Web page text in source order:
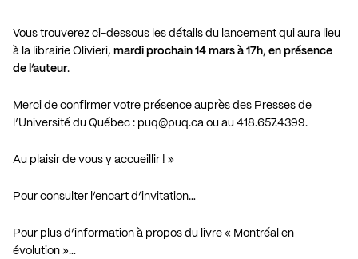
Vous trouverez ci-dessous les détails du lancement qui aura lieu
à la librairie Olivieri, mardi prochain 14 mars à 17h, en présence
de l’auteur.
Merci de confirmer votre présence auprès des Presses de
l’Université du Québec : puq@puq.ca ou au 418.657.4399.
Au plaisir de vous y accueillir ! »
Pour consulter l’encart d’invitation…
Pour plus d’information à propos du livre « Montréal en
évolution »…